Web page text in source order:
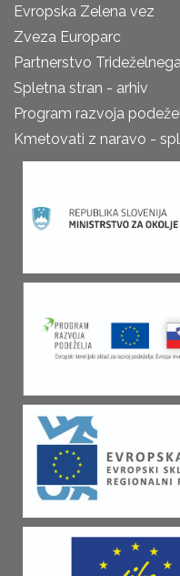
Evropska Zelena vez
Zveza Europarc
Partnerstvo
Spletna stran - arhiv
Program razvoja
Kmetovati z naravo -